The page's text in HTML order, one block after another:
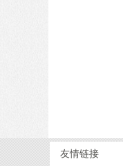
友情链接